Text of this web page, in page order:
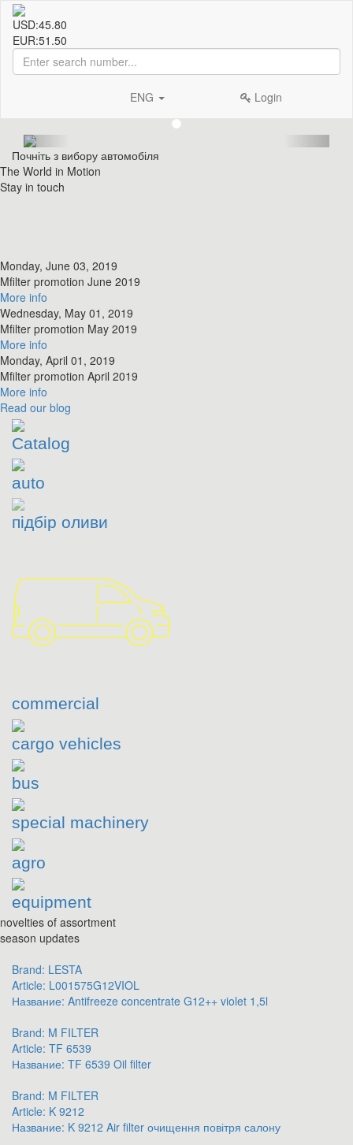
USD:45.80
EUR:51.50
ENG Login
Почніть з вибору автомобіля
The World in Motion
Stay in touch
Monday, June 03, 2019
​Mfilter promotion June 2019
More info
Wednesday, May 01, 2019
​Mfilter promotion May 2019
More info
Monday, April 01, 2019
​Mfilter promotion April 2019
More info
Read our blog
Catalog
auto
підбір оливи
commercial
cargo vehicles
bus
special machinery
agro
equipment
novelties of assortment
season updates
Brand: LESTA
Article: L001575G12VIOL
Название: Antifreeze concentrate G12++ violet 1,5l
Brand: M FILTER
Article: TF 6539
Название: TF 6539 Oil filter
Brand: M FILTER
Article: K 9212
Название: K 9212 Air filter очищення повітря салону